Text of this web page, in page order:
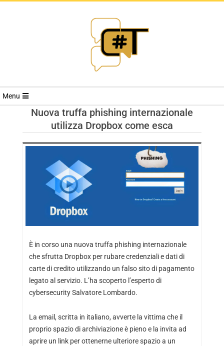
RIVISTA
TRENDS
Menu
Nuova truffa phishing internazionale
utilizza Dropbox come esca
È in corso una nuova truffa phishing internazionale
che sfrutta Dropbox per rubare credenziali e dati di
carte di credito utilizzando un falso sito di pagamento
legato al servizio. L’ha scoperto l’esperto di
cybersecurity Salvatore Lombardo.
La email, scritta in italiano, avverte la vittima che il
proprio spazio di archiviazione è pieno e la invita ad
aprire un link per ottenerne ulteriore spazio a un